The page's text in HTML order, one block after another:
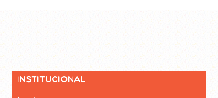
Institucional